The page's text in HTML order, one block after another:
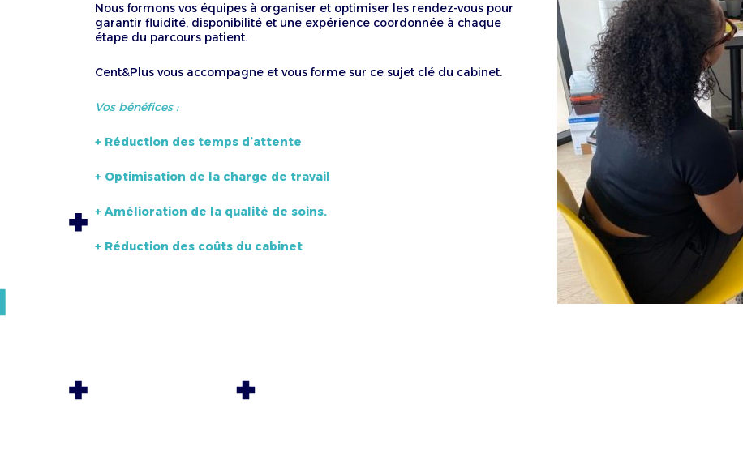
Nous formons vos équipes à organiser et optimiser les rendez-vous pour
garantir fluidité, disponibilité et une expérience coordonnée à chaque
étape du parcours patient.
Cent&Plus vous accompagne et vous forme sur ce sujet clé du cabinet.
Vos bénéfices :
+ Réduction des temps d’attente
+ Optimisation de la charge de travail
+ Amélioration de la qualité de soins.
+ Réduction des coûts du cabinet